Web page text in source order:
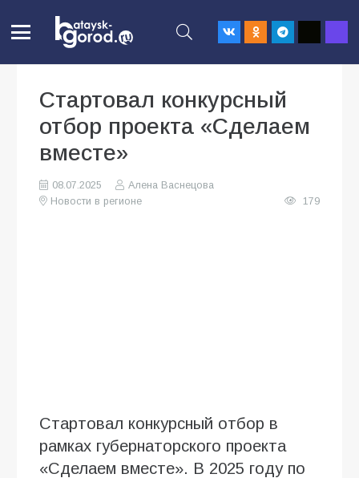
Стартовал конкурсный
отбор проекта «Сделаем
вместе»
08.07.2025
Алена Васнецова
Новости в регионе
179
Стартовал конкурсный отбор в
рамках губернаторского проекта
«Сделаем вместе». В 2025 году по